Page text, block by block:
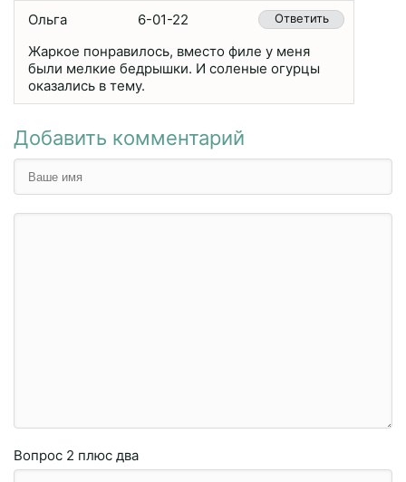
Ольга 6-01-22 Ответить
Жаркое понравилось, вместо филе у меня
были мелкие бедрышки. И соленые огурцы
оказались в тему.
Добавить комментарий
Вопрос 2 плюc двa